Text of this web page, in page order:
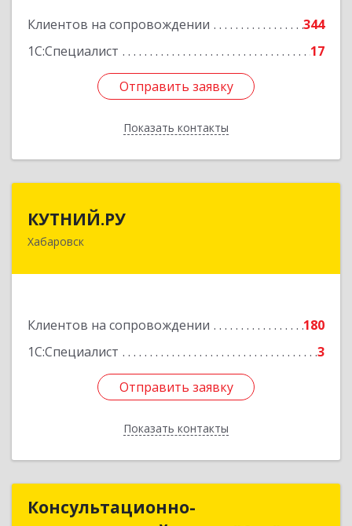
Клиентов на сопровождении
344
1С:Специалист
17
Отправить заявку
Показать контакты
Подробнее
Отправить заявку
Назад
КУТНИЙ.РУ
Хабаровск
Клиентов на сопровождении
180
1С:Специалист
3
Отправить заявку
Показать контакты
680007, Хабаровский край, Хабаровск г,
Отправить заявку
Назад
Консультационно-Консультационно-